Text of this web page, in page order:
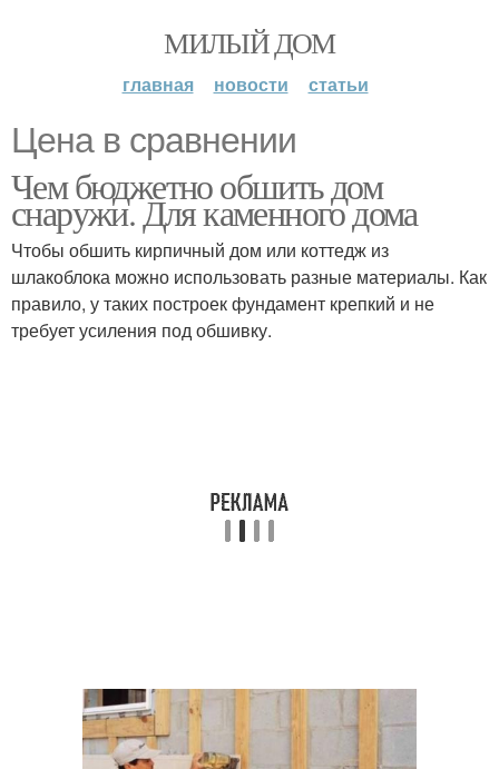
МИЛЫЙ ДОМ
главная новости статьи
Цена в сравнении
Чем бюджетно обшить дом
снаружи. Для каменного дома
Чтобы обшить кирпичный дом или коттедж из
шлакоблока можно использовать разные материалы. Как
правило, у таких построек фундамент крепкий и не
требует усиления под обшивку.